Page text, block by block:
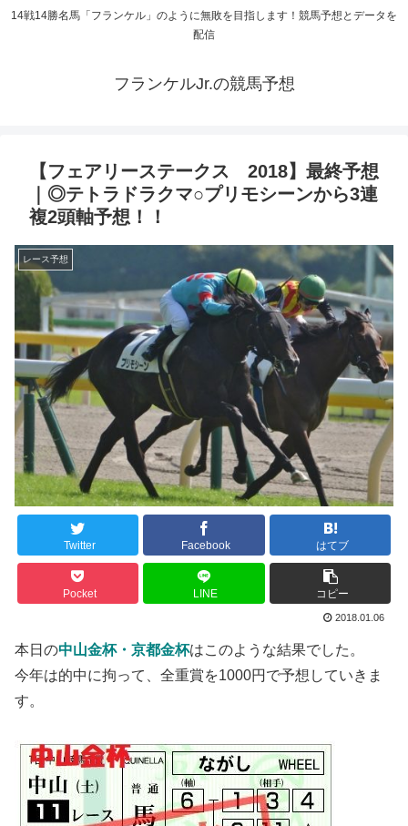
14戦14勝名馬「フランケル」のように無敗を目指します！競馬予想とデータを
配信
フランケルJr.の競馬予想
【フェアリーステークス 2018】最終予想
｜◎テトラドラクマ○プリモシーンから3連
複2頭軸予想！！
レース予想
Twitter Facebook はてブ
Pocket LINE コピー
2018.01.06
本日の中山金杯・京都金杯はこのような結果でした。
今年は的中に拘って、全重賞を1000円で予想していきま
す。